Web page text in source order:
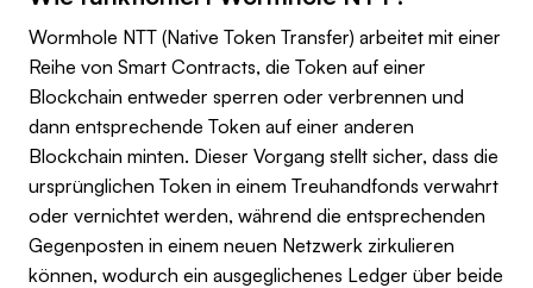
Wormhole NTT (Native Token Transfer) arbeitet mit einer
Reihe von Smart Contracts, die Token auf einer
Blockchain entweder sperren oder verbrennen und
dann entsprechende Token auf einer anderen
Blockchain minten. Dieser Vorgang stellt sicher, dass die
ursprünglichen Token in einem Treuhandfonds verwahrt
oder vernichtet werden, während die entsprechenden
Gegenposten in einem neuen Netzwerk zirkulieren
können, wodurch ein ausgeglichenes Ledger über beide